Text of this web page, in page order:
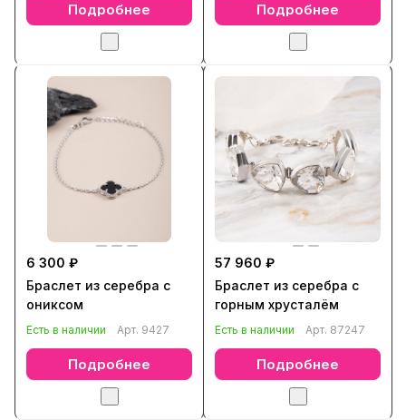
Подробнее Подробнее
6 300 ₽
Браслет из серебра с
ониксом
Есть в наличии Арт. 9427
Подробнее
57 960 ₽
Браслет из серебра с
горным хрусталём
Есть в наличии Арт. 87247
Подробнее